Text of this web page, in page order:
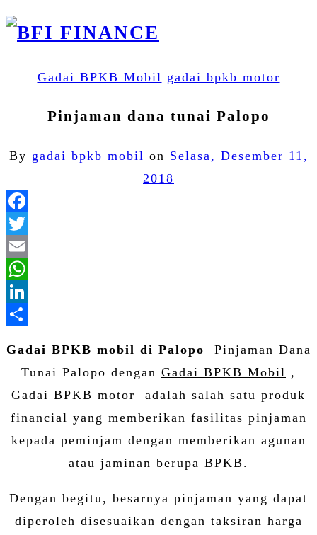
Gadai BPKB Mobil gadai bpkb motor
Pinjaman dana tunai Palopo
By gadai bpkb mobil on Selasa, Desember 11,
2018
Gadai BPKB mobil di Palopo Pinjaman Dana
Tunai Palopo dengan Gadai BPKB Mobil ,
Gadai BPKB motor adalah salah satu produk
financial yang memberikan fasilitas pinjaman
kepada peminjam dengan memberikan agunan
atau jaminan berupa BPKB.
Dengan begitu, besarnya pinjaman yang dapat
diperoleh disesuaikan dengan taksiran harga